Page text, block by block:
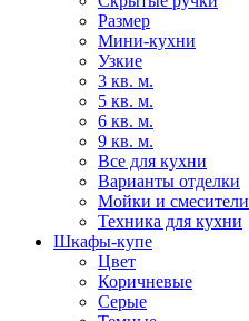
Размер
Мини-кухни
Узкие
3 кв. м.
5 кв. м.
6 кв. м.
9 кв. м.
Все для кухни
Варианты отделки
Мойки и смесители
Техника для кухни
Шкафы-купе
Цвет
Коричневые
Серые